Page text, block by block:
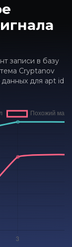
записи в базу
Cryptanov
для apt id